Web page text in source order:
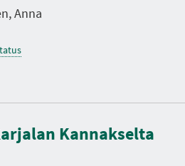
Anna
Kannakselta